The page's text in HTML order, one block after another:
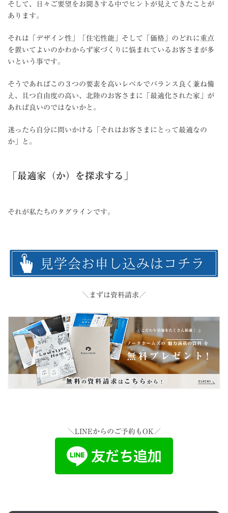
そして、日々ご要望をお聞きする中でヒントが見えてきたことが
あります。
それは「デザイン性」「住宅性能」そして「価格」のどれに重点
を置いてよいのかわからず家づくりに悩まれているお客さまが多
いという事です。
そうであればこの３つの要素を高いレベルでバランス良く兼ね備
え、且つ自由度の高い、北陸のお客さまに「最適化された家」が
あれば良いのではないかと。
迷ったら自分に問いかける「それはお客さまにとって最適なの
か」と。
「最適家（か）を探求する」
それが私たちのタグラインです。
＼まずは資料請求／
＼LINEからのご予約もOK／